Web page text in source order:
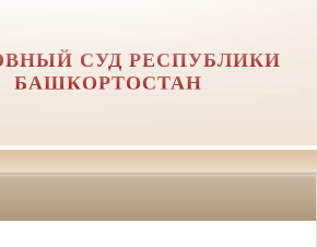
СУД РЕСПУБЛИКИ
БАШКОРТОСТАН